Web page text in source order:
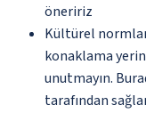
öneririz
Kültürel
konaklama
unutmayın.
tarafından